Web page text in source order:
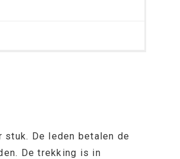
stuk. De leden betalen de
De trekking is in